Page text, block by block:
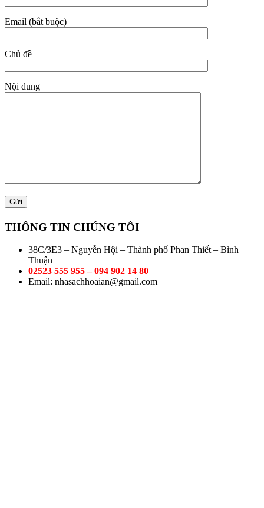
Email (bắt buộc)
Chủ đề
Nội dung
THÔNG TIN CHÚNG TÔI
38C/3E3 – Nguyễn Hội – Thành phố Phan Thiết – Bình
Thuận
02523 555 955 – 094 902 14 80
Email: nhasachhoaian@gmail.com